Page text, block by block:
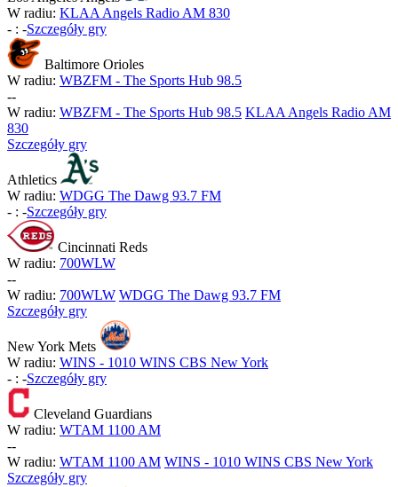
W radiu: KLAA Angels Radio AM 830
- : -Szczegóły gry
Baltimore Orioles
W radiu: WBZFM - The Sports Hub 98.5
--
W radiu: WBZFM - The Sports Hub 98.5 KLAA Angels Radio AM
830
Szczegóły gry
Athletics
W radiu: WDGG The Dawg 93.7 FM
- : -Szczegóły gry
Cincinnati Reds
W radiu: 700WLW
--
W radiu: 700WLW WDGG The Dawg 93.7 FM
Szczegóły gry
New York Mets
W radiu: WINS - 1010 WINS CBS New York
- : -Szczegóły gry
Cleveland Guardians
W radiu: WTAM 1100 AM
--
W radiu: WTAM 1100 AM WINS - 1010 WINS CBS New York
Szczegóły gry